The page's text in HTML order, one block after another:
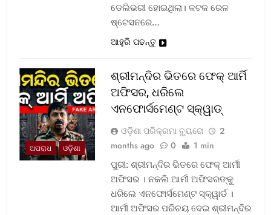
ଡେଲିଭରୀ ହୋଇଥିଲା। କଟକ ରେଳ
ଷ୍ଟେସନରେ…
ଆହୁରି ପଢନ୍ତୁ
ଅପରାଧ ଓଡ଼ିଶା
ଶ୍ରୀମନ୍ଦିର ଭିତରେ ଫେକ୍ ଆର୍ମି
ଅଫିସର, ଧରିଲେ
ଏନଫୋର୍ସମେଣ୍ଟ ସ୍କ୍ୱାଡ୍‌
ଓଡ଼ିଶା ପରିକ୍ରମା ବ୍ୟୁରୋ
2
months ago
0 1 min
ପୁରୀ: ଶ୍ରୀମନ୍ଦିର ଭିତରେ ଫେକ୍ ଆର୍ମୀ
ଅଫିସର । ନକଲି ଆର୍ମୀ ଅଫିସରଙ୍କୁ
ଧରିଲେ ଏନଫୋର୍ସମେଣ୍ଟ ସ୍କ୍ୱାର୍ଡ ।
ଆର୍ମୀ ଅଫିସର ପରିଚୟ ଦେଇ ଶ୍ରୀମନ୍ଦିର